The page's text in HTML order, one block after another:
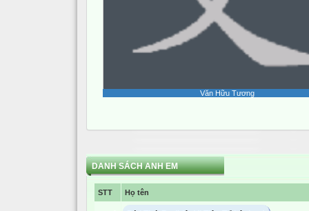
Văn Hữu Tương
DANH SÁCH ANH EM
STT Họ tên